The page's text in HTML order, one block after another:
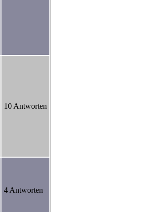
10 Antworten
4 Antworten